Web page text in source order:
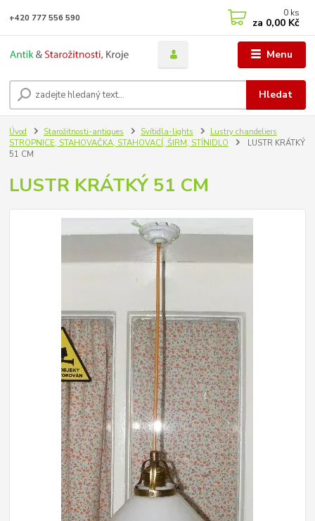
Menu
Hledat
+420 777 556 590 0 ks
za 0,00 Kč
Úvod Starožitnosti-antiques Svítidla-lights
Lustry chandeliers
STROPNICE, STAHOVAČKA, STAHOVACÍ, ŠIRM, STÍNIDLO
LUSTR KRÁTKÝ
51 CM
LUSTR KRÁTKÝ 51 CM